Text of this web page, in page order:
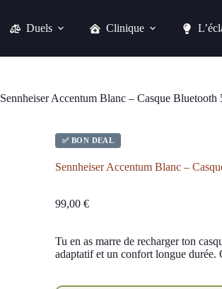
Duels Clinique
Sennheiser Accentum Blanc – Casque
✅ BON DEAL
Sennheiser Accentum Blanc –
99,00 €
Tu en as marre de recharger ton
adaptatif et un confort longue